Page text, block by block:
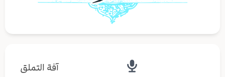
آفة التملق